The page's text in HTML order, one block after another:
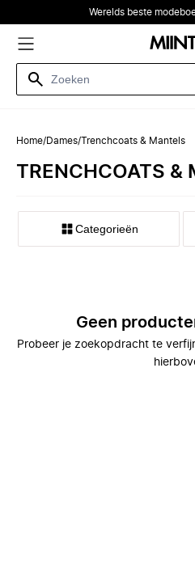
Werelds beste
Home/Dames/Trenchcoats & Mantels
TRENCHCOATS &
Categorieën
Geen
Probeer je zoekopdracht te